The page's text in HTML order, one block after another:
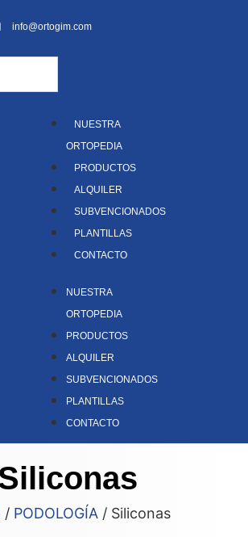
info@ortogim.com
NUESTRA
ORTOPEDIA
PRODUCTOS
ALQUILER
SUBVENCIONADOS
PLANTILLAS
CONTACTO
NUESTRA
ORTOPEDIA
PRODUCTOS
ALQUILER
SUBVENCIONADOS
PLANTILLAS
CONTACTO
/ PODOLOGÍA / Siliconas